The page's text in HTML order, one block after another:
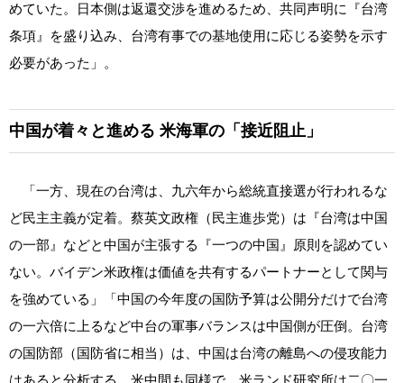
めていた。日本側は返還交渉を進めるため、共同声明に『台湾
条項』を盛り込み、台湾有事での基地使用に応じる姿勢を示す
必要があった」。
中国が着々と進める 米海軍の「接近阻止」
「一方、現在の台湾は、九六年から総統直接選が行われるな
ど民主主義が定着。蔡英文政権（民主進歩党）は『台湾は中国
の一部』などと中国が主張する『一つの中国』原則を認めてい
ない。バイデン米政権は価値を共有するパートナーとして関与
を強めている」「中国の今年度の国防予算は公開分だけで台湾
の一六倍に上るなど中台の軍事バランスは中国側が圧倒。台湾
の国防部（国防省に相当）は、中国は台湾の離島への侵攻能力
はあると分析する。米中間も同様で、米ランド研究所は二〇一